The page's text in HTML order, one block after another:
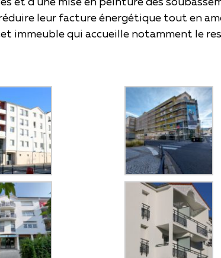
et d’une mise en peinture des
leur facture énergétique tout en
immeuble qui accueille notamment le